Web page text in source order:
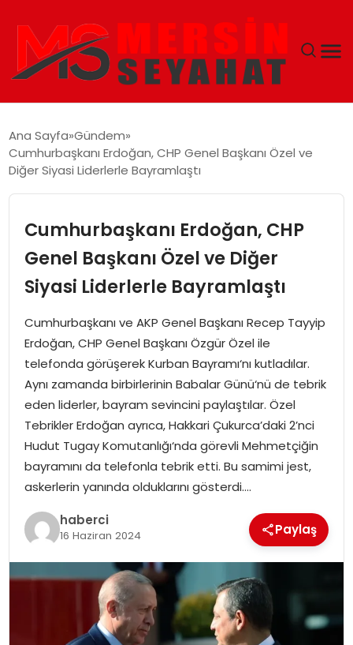
EKONOMI
GÜNCEL
Ana Sayfa Gündem
Cumhurbaşkanı Erdoğan, CHP Genel Başkanı Özel ve
Diğer Siyasi Liderlerle Bayramlaştı
Cumhurbaşkanı Erdoğan, CHP
Genel Başkanı Özel ve Diğer
Siyasi Liderlerle Bayramlaştı
Cumhurbaşkanı ve AKP Genel Başkanı Recep Tayyip
Erdoğan, CHP Genel Başkanı Özgür Özel ile
telefonda görüşerek Kurban Bayramı‘nı kutladılar.
Aynı zamanda birbirlerinin Babalar Günü‘nü de tebrik
eden liderler, bayram sevincini paylaştılar. Özel
Tebrikler Erdoğan ayrıca, Hakkari Çukurca’daki 2’nci
Hudut Tugay Komutanlığı‘nda görevli Mehmetçiğin
bayramını da telefonla tebrik etti. Bu samimi jest,
askerlerin yanında olduklarını gösterdi….
haberci
16 Haziran 2024 Paylaş